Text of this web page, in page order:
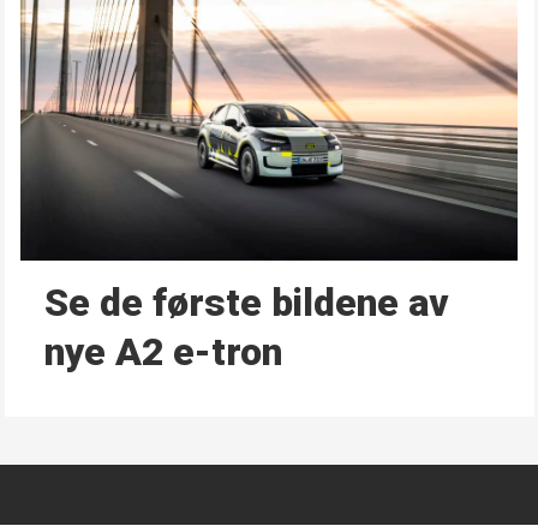
Se de første bildene av
nye A2 e-tron